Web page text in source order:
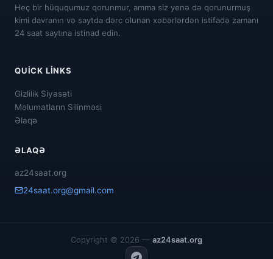
Heç bir hüququmuz qorunmur, amma siz yenə də qorunurmuş
kimi davranın və saytda dərc olunan xəbərlərdən istifadə zamanı
24 saat saytına istinad edin.
QUICK LINKS
Gizlilik Siyasəti
Məlumatların Silinməsi
Əlaqə
ƏLAQƏ
az24saat.org
24saat.org@gmail.com
Copyright © 2026 — az24saat.org